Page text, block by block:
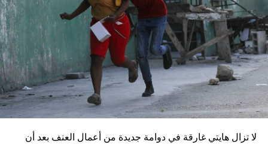
بالمخادع، مؤكدةً أن روسيا ستبقى غارقة في النزاعات طالما أنه
في السلطة.
إقليميّاً، أعلن الجيش البيلاروسي أنّه بدأ مناورة للتحقّق من درجة
استعداد قاذفات الأسلحة النووية التكتيكية، في حين أوضح أمين
مجلس الأمن البيلاروسي ألكسندر فولفوفيتش أنّ هذه المناورة
مرتبطة بإعلان موسكو عن مناورات نووية وستكون «متزامنة»
مع التدريبات الروسية، لافتاً إلى أنّ مناورة مينسك ستشمل على
لا تزال هايتي غارقة في دوامة جديدة من أعمال العنف بعد أن